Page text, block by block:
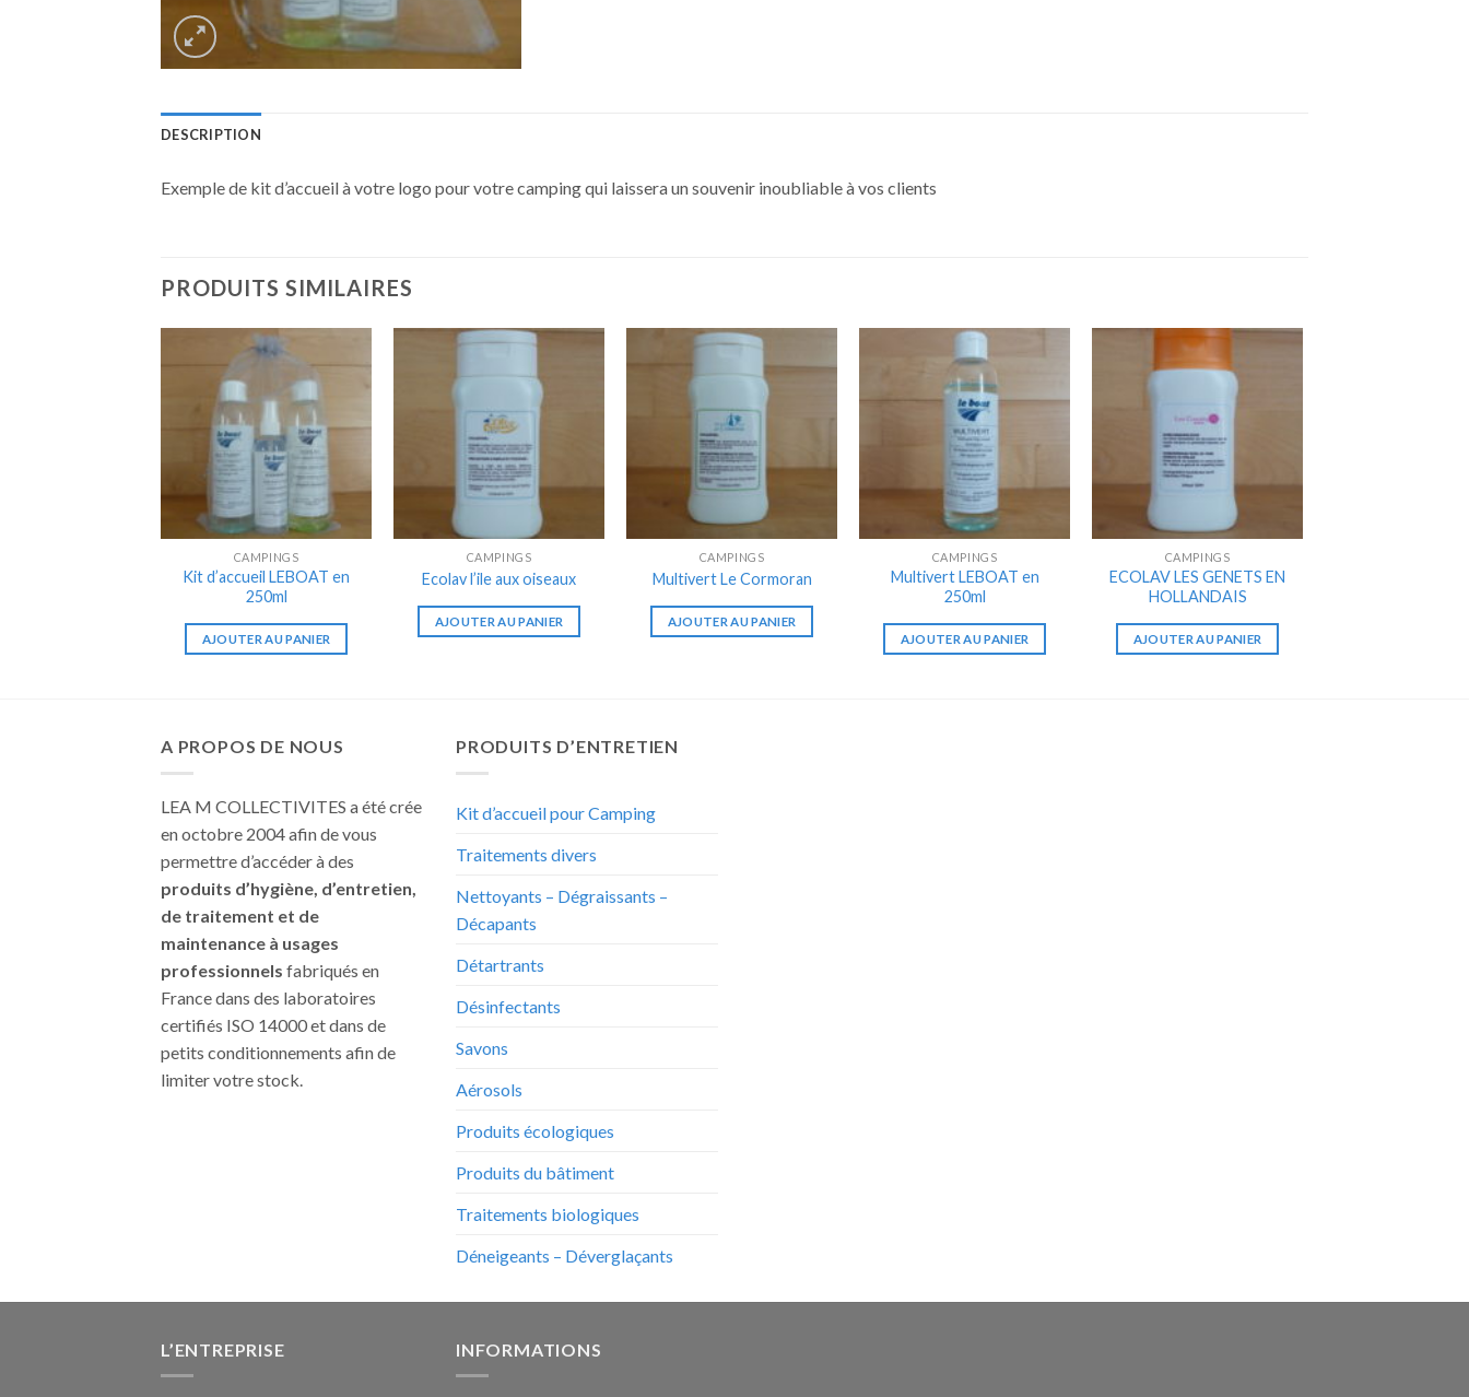
DESCRIPTION
Exemple de kit d’accueil à votre logo pour votre camping qui laissera un souvenir inoubliable à vos clients
PRODUITS SIMILAIRES
CAMPINGS
Kit d’accueil LEBOAT en
250ml
AJOUTER AU PANIER
CAMPINGS
Ecolav l’ile aux oiseaux
AJOUTER AU PANIER
CAMPINGS
Multivert Le Cormoran
AJOUTER AU PANIER
CAMPINGS
Multivert LEBOAT en
250ml
AJOUTER AU PANIER
CAMPINGS
ECOLAV LES GENETS EN
HOLLANDAIS
AJOUTER AU PANIER
A PROPOS DE NOUS
LEA M COLLECTIVITES a été crée
en octobre 2004 afin de vous
permettre d’accéder à des
produits d’hygiène, d’entretien,
de traitement et de
maintenance à usages
professionnels fabriqués en
France dans des laboratoires
certifiés ISO 14000 et dans de
petits conditionnements afin de
limiter votre stock.
PRODUITS D’ENTRETIEN
Kit d’accueil pour Camping
Traitements divers
Nettoyants – Dégraissants –
Décapants
Détartrants
Désinfectants
Savons
Aérosols
Produits écologiques
Produits du bâtiment
Traitements biologiques
Déneigeants – Déverglaçants
L’ENTREPRISE INFORMATIONS